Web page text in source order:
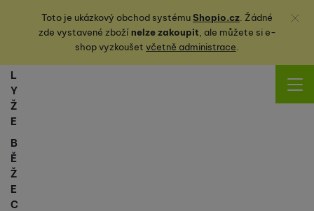
Toto je ukázkový obchod systémuShopio.cz. Žádné
zde vystavené zbožínelze zakoupit, ale můžete sie-
shop vyzkoušet včetně administrace.
Zavřít
L
Y
Ž
E
B
Ě
Ž
E
C